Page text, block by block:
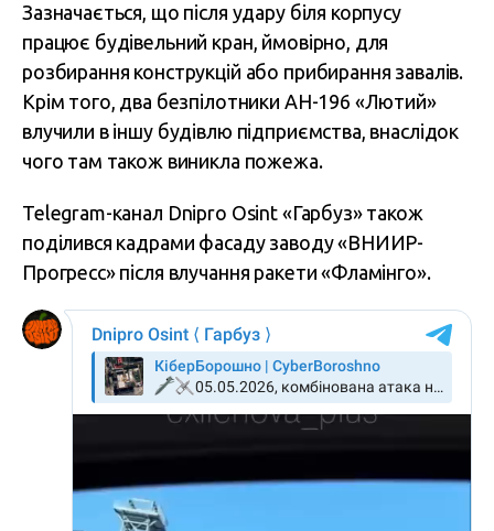
Зазначається, що після удару біля корпусу
працює будівельний кран, ймовірно, для
розбирання конструкцій або прибирання завалів.
Крім того, два безпілотники АН-196 «Лютий»
влучили в іншу будівлю підприємства, внаслідок
чого там також виникла пожежа.
Telegram-канал Dnipro Osint «Гарбуз» також
поділився кадрами фасаду заводу «ВНИИР-
Прогресс» після влучання ракети «Фламінго».